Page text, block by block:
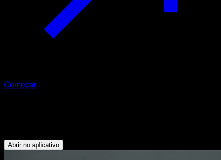
Começar
Abrir no aplicativo